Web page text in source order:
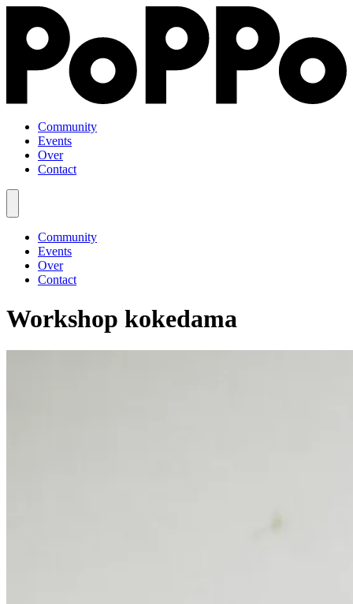
Community
Events
Over
Contact
Community
Events
Over
Contact
Workshop kokedama